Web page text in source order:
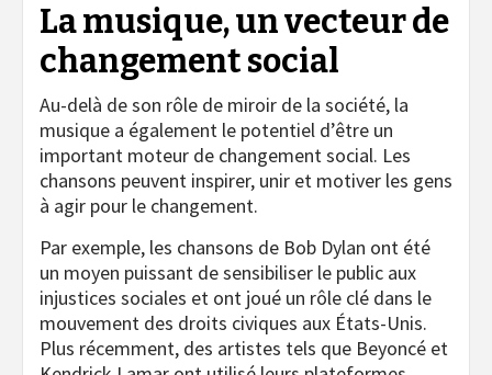
La musique, un vecteur de
changement social
Au-delà de son rôle de miroir de la société, la
musique a également le potentiel d’être un
important moteur de changement social. Les
chansons peuvent inspirer, unir et motiver les gens
à agir pour le changement.
Par exemple, les chansons de Bob Dylan ont été
un moyen puissant de sensibiliser le public aux
injustices sociales et ont joué un rôle clé dans le
mouvement des droits civiques aux États-Unis.
Plus récemment, des artistes tels que Beyoncé et